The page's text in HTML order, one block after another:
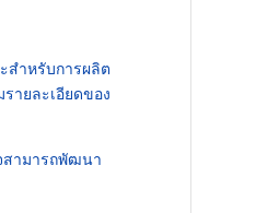
สำหรับการผลิต
ายละเอียดของ
สามารถพัฒนา